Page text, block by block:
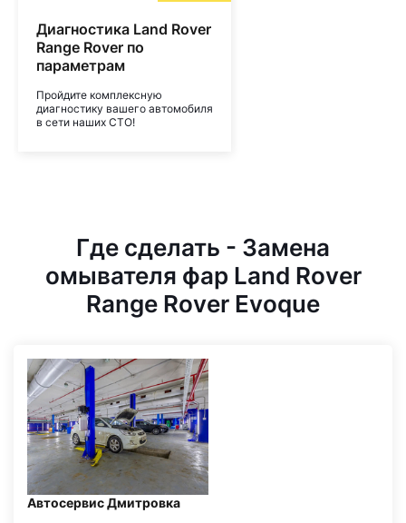
Диагностика Land Rover
Range Rover по
параметрам
Пройдите комплексную
диагностику вашего автомобиля
в сети наших СТО!
Где сделать - Замена
омывателя фар Land Rover
Range Rover Evoque
Автосервис Дмитровка